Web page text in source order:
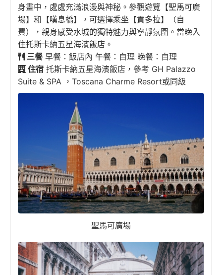
身畫中，處處充滿浪漫與神秘。參觀遊覽【聖馬可廣
場】和【嘆息橋】，可選擇乘坐【貢多拉】（自
費），親身感受水城的獨特魅力與寧靜氛圍。當晚入
住托斯卡納五星海濱飯店。
三餐早餐：飯店內 午餐：自理 晚餐：自理
住宿 托斯卡納五星海濱飯店，參考 GH Palazzo
Suite & SPA ，Toscana Charme Resort或同級
聖馬可廣場